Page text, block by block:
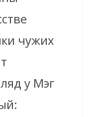
чужих
у Мэг